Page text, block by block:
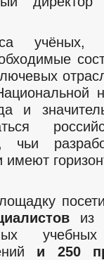
учёных,
и
чьи
из
и 250